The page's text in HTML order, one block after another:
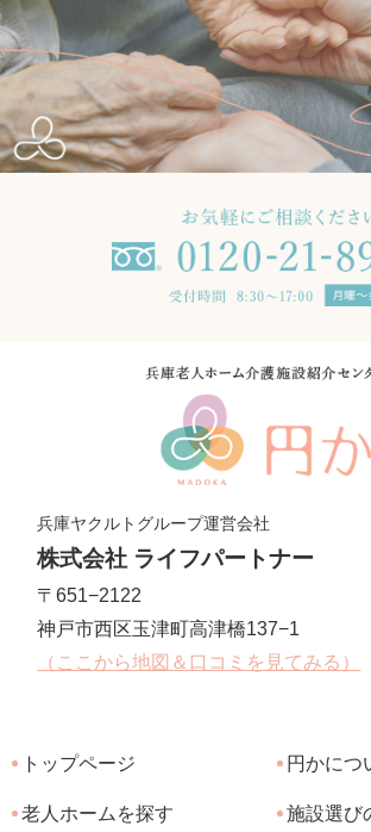
兵庫ヤクルトグループ運営会社
株式会社 ライフパートナー
〒651−2122
神戸市西区玉津町高津橋137−1
（ここから地図＆口コミを見てみる）
トップページ 円かにつ
老人ホームを探す 施設選び